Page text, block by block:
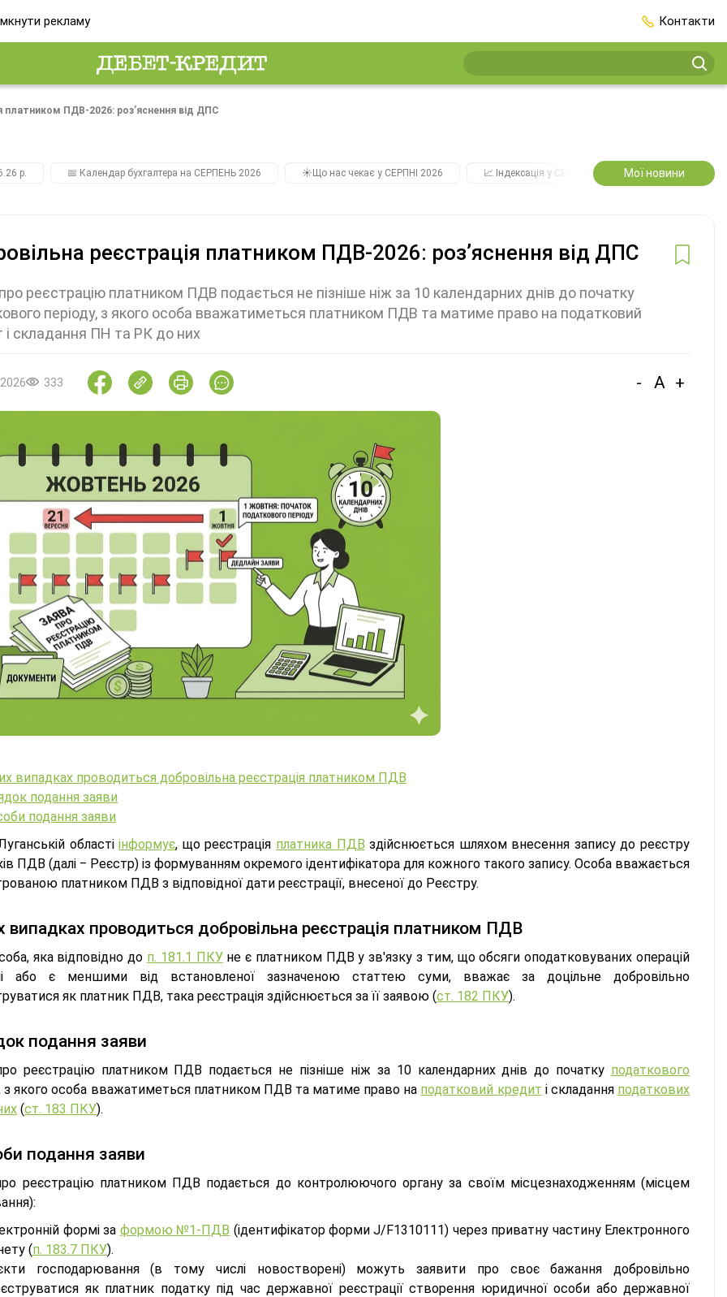
рекламу Контакти
платником ПДВ-2026: розʼяснення від ДПС
р. 📅 Календар бухгалтера на СЕРПЕНЬ 2026 ☀️Що нас чекає у СЕРПНІ 2026 📈 Індексація у СЕРПНІ 2️⃣0️⃣2️⃣7️⃣ Усі
Мої новини
реєстрація платником ПДВ-2026: розʼяснення від ДПС
реєстрацію платником ПДВ подається не пізніше ніж за 10 календарних днів до початку
періоду, з якого особа вважатиметься платником ПДВ та матиме право на податковий
і складання ПН та РК до них
333 - A +
випадках проводиться добровільна реєстрація платником ПДВ
подання заяви
подання заяви
областіінформує, що реєстрація платника ПДВ здійснюється шляхом внесення запису до реєстру
ПДВ (далі ‒ Реєстр) із формуванням окремого ідентифікатора для кожного такого запису. Особа вважається
платником ПДВ з відповідної дати реєстрації, внесеної до Реєстру.
випадках проводиться добровільна реєстрація платником ПДВ
яка відповідно до п. 181.1 ПКУне є платником ПДВ у зв'язку з тим, що обсяги оподатковуваних операцій
або є меншими від встановленої зазначеною статтею суми, вважає за доцільне добровільно
як платник ПДВ, така реєстрація здійснюється за її заявою (ст. 182 ПКУ).
подання заяви
реєстрацію платником ПДВ подається не пізніше ніж за 10 календарних днів до початку податкового
з якого особа вважатиметься платником ПДВ та матиме право на податковий кредит і складання податкових
(ст. 183 ПКУ).
подання заяви
реєстрацію платником ПДВ подається до контролюючого органу за своїм місцезнаходженням (місцем
формі за формою №1-ПДВ (ідентифікатор форми J/F1310111) через приватну частину Електронного
(п. 183.7 ПКУ).
господарювання (в тому числі новостворені) можуть заявити про своє бажання добровільно
як платник податку під час державної реєстрації створення юридичної особи або державної